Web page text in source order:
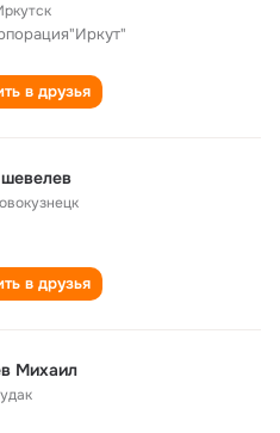
в друзья
в друзья
Михаил